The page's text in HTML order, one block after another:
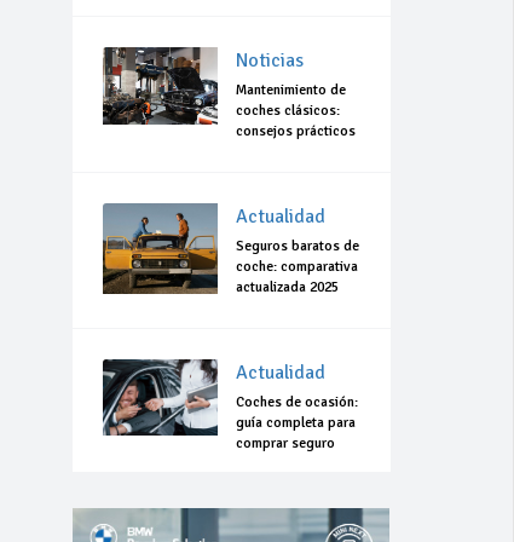
Noticias
Mantenimiento de
coches clásicos:
consejos prácticos
Actualidad
Seguros baratos de
coche: comparativa
actualizada 2025
Actualidad
Coches de ocasión:
guía completa para
comprar seguro